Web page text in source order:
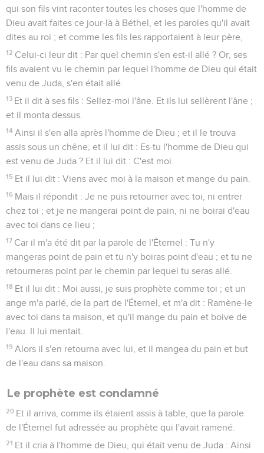
qui son fils vint raconter toutes les choses que l'homme de
Dieu avait faites ce jour-là à Béthel, et les paroles qu'il avait
dites au roi ; et comme les fils les rapportaient à leur père,
12 Celui-ci leur dit : Par quel chemin s'en est-il allé ? Or, ses
fils avaient vu le chemin par lequel l'homme de Dieu qui était
venu de Juda, s'en était allé.
13 Et il dit à ses fils : Sellez-moi l'âne. Et ils lui sellèrent l'âne ;
et il monta dessus.
14 Ainsi il s'en alla après l'homme de Dieu ; et il le trouva
assis sous un chêne, et il lui dit : Es-tu l'homme de Dieu qui
est venu de Juda ? Et il lui dit : C'est moi.
15 Et il lui dit : Viens avec moi à la maison et mange du pain.
16 Mais il répondit : Je ne puis retourner avec toi, ni entrer
chez toi ; et je ne mangerai point de pain, ni ne boirai d'eau
avec toi dans ce lieu ;
17 Car il m'a été dit par la parole de l'Éternel : Tu n'y
mangeras point de pain et tu n'y boiras point d'eau ; et tu ne
retourneras point par le chemin par lequel tu seras allé.
18 Et il lui dit : Moi aussi, je suis prophète comme toi ; et un
ange m'a parlé, de la part de l'Éternel, et m'a dit : Ramène-le
avec toi dans ta maison, et qu'il mange du pain et boive de
l'eau. Il lui mentait.
19 Alors il s'en retourna avec lui, et il mangea du pain et but
de l'eau dans sa maison.
Le prophète est condamné
20 Et il arriva, comme ils étaient assis à table, que la parole
de l'Éternel fut adressée au prophète qui l'avait ramené.
21 Et il cria à l'homme de Dieu, qui était venu de Juda : Ainsi